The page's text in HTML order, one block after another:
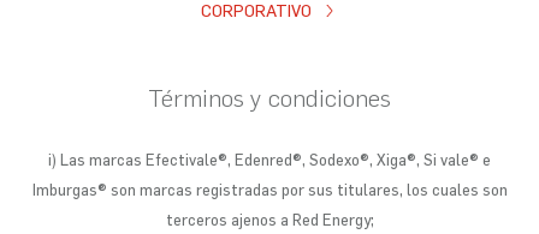
CORPORATIVO
Términos y condiciones
i) Las marcas Efectivale®️, Edenred®️, Sodexo®️, Xiga®️, Si vale®️ e
Imburgas®️ son marcas registradas por sus titulares, los cuales son
terceros ajenos a Red Energy;